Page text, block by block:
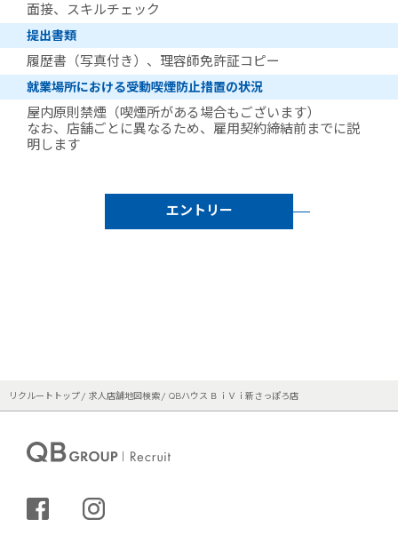
面接、スキルチェック
提出書類
履歴書（写真付き）、理容師免許証コピー
就業場所における受動喫煙防止措置の状況
屋内原則禁煙（喫煙所がある場合もございます）
なお、店舗ごとに異なるため、雇用契約締結前までに説
明します
エントリー
リクルートトップ 求人店舗地図検索 QBハウス ＢｉＶｉ新さっぽろ店
シェアする